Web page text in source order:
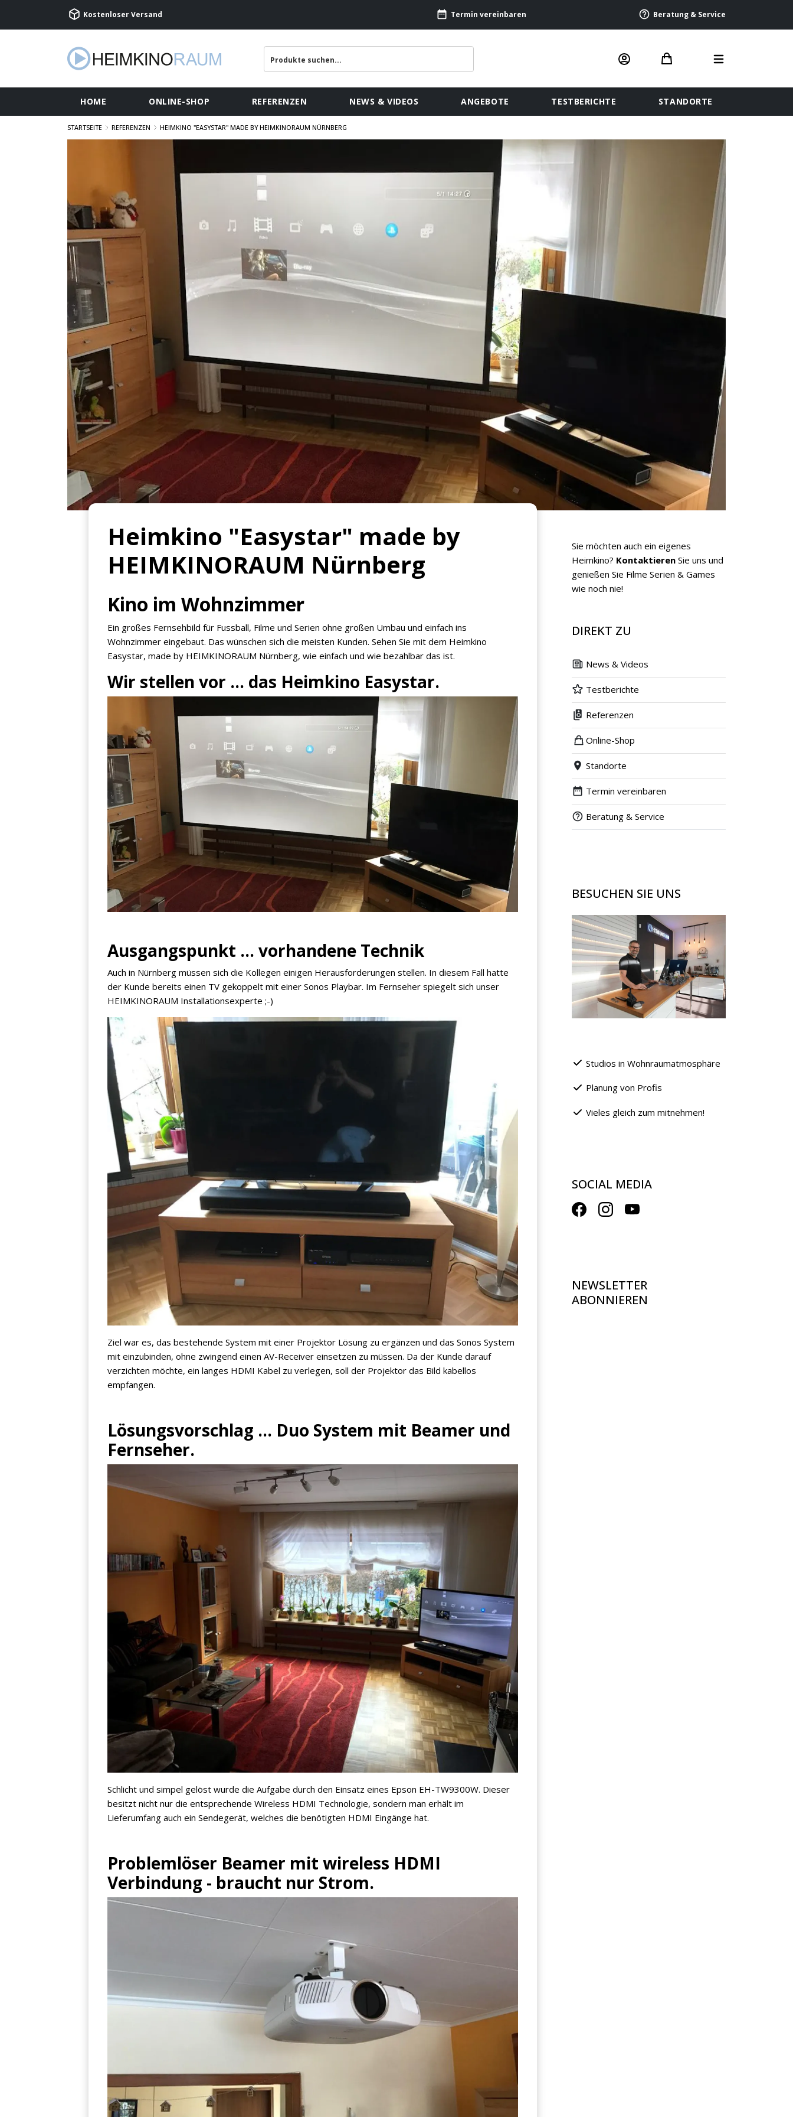
Kostenloser Versand Termin vereinbaren Beratung & Service
HOME ONLINE-SHOP REFERENZEN NEWS & VIDEOS ANGEBOTE TESTBERICHTE STANDORTE
STARTSEITE REFERENZEN HEIMKINO "EASYSTAR" MADE BY HEIMKINORAUM NÜRNBERG
Heimkino "Easystar" made by
HEIMKINORAUM Nürnberg
Kino im Wohnzimmer
Ein großes Fernsehbild für Fussball, Filme und Serien ohne großen Umbau und einfach ins
Wohnzimmer eingebaut. Das wünschen sich die meisten Kunden. Sehen Sie mit dem Heimkino
Easystar, made by HEIMKINORAUM Nürnberg, wie einfach und wie bezahlbar das ist.
Wir stellen vor ... das Heimkino Easystar.
Ausgangspunkt ... vorhandene Technik
Auch in Nürnberg müssen sich die Kollegen einigen Herausforderungen stellen. In diesem Fall hatte
der Kunde bereits einen TV gekoppelt mit einer Sonos Playbar. Im Fernseher spiegelt sich unser
HEIMKINORAUM Installationsexperte ;-)
Ziel war es, das bestehende System mit einer Projektor Lösung zu ergänzen und das Sonos System
mit einzubinden, ohne zwingend einen AV-Receiver einsetzen zu müssen. Da der Kunde darauf
verzichten möchte, ein langes HDMI Kabel zu verlegen, soll der Projektor das Bild kabellos
empfangen.
Lösungsvorschlag ... Duo System mit Beamer und
Fernseher.
Schlicht und simpel gelöst wurde die Aufgabe durch den Einsatz eines Epson EH-TW9300W. Dieser
besitzt nicht nur die entsprechende Wireless HDMI Technologie, sondern man erhält im
Lieferumfang auch ein Sendegerät, welches die benötigten HDMI Eingänge hat.
Problemlöser Beamer mit wireless HDMI
Verbindung - braucht nur Strom.
Sie möchten auch ein eigenes
Heimkino? Kontaktieren Sie uns und
genießen Sie Filme Serien & Games
wie noch nie!
DIREKT ZU
News & Videos
Testberichte
Referenzen
Online-Shop
Standorte
Termin vereinbaren
Beratung & Service
BESUCHEN SIE UNS
Studios in Wohnraumatmosphäre
Planung von Profis
Vieles gleich zum mitnehmen!
SOCIAL MEDIA
NEWSLETTER
ABONNIEREN
×
KEINE ANGEBOTE
VERPASSEN
Erhalten Sie exklusive Angebote, News und
Updates direkt in Ihr Postfach. Kostenlos und
jederzeit kündbar.
Mit der Anmeldung akzeptieren Sie unsere
Datenschutzerklärung
. Sie können sich
jederzeit wieder abmelden.